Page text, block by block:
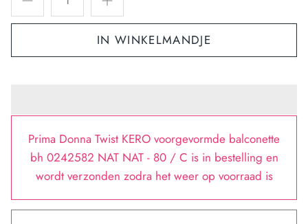
IN WINKELMANDJE
Prima Donna Twist KERO voorgevormde balconette
bh 0242582 NAT NAT - 80 / C is in bestelling en
wordt verzonden zodra het weer op voorraad is